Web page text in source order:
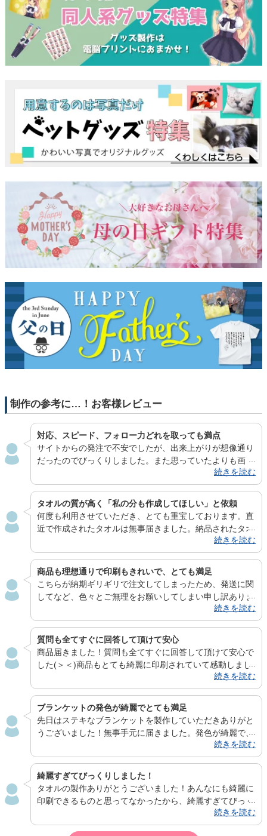
制作の参考に…！お客様レビュー
対応、スピード、フォロー力どれを取っても満点
サイトからの発注で不安でしたが、出来上がりが想像通り
だったのでびっくりしました。また思っていたよりも画
質・発色がよく、人物写真でも十分なクオリティが出せそ
うだなと感じました。メール対応も丁寧さ、スピード、フ
ォロー力どれを取っても満点です。安心してお願いできる
ので、機会があれば今後も利用させていただきたいと思い
ます。
続きを読む
タオルの質が高く「私の分も作成してほしい」と依頼
何度も利用させていただき、とても重宝しております。直
近で作成されたタオルは無事届きました。納品されたタオ
ルも質が高く、好評の声をいただいており、今回注文した
タオルは以前作っていただいた物を見た友人から、「私の
分も作成してほしい」と依頼があり、注文いたしました。
作成いただいているタオルはライブ等で利用させていただ
いております。 今度、屋外でのライブや冬場のライブに
備えて、フード付き厚手のタオルを作成しようと考えてお
ていただける個人でも利用しやすいのが素晴らしく。 よ
り多くの商品を作れるようになりましたら、こちらとして
もとてもうれしく思います。以上、今後とも、よろしくお
願いいたします。
続きを読む
商品も理想通りで印刷もきれいで、とても満足
こちらが納期ギリギリで注文してしまったため、発送に関
してなど、色々とご無理をお願いしてしまい申し訳ありま
せんでした。丁寧にご対応いただきありがとうございまし
た。大変助かりました。商品も理想通りで印刷もきれい
で、とても満足できるものでした。ブランケットはイベン
トでプレゼント品にさせていただきました。受け取った方
も満足していただけたようで、電脳プリントさんへお願い
してよかったと思いました。また機会がありましたら是非
続きを読む
質問も全てすぐに回答して頂けて安心
商品届きました！質問も全てすぐに回答して頂けて安心で
した(＞＜)商品もとても綺麗に印刷されていて感動しまし
た！この度はありがとうございました！また機会があれば
ぜひお願いしたいです！
続きを読む
ブランケットの発色が綺麗でとても満足
先日はステキなブランケットを製作していただきありがと
うございました！無事手元に届きました。発色が綺麗で、
仕上がりにとても満足です…！またブランケットを作成す
る時があったら、ぜひまた注文させて下さい。 この度は
本当にありがとうございました。
続きを読む
綺麗すぎてびっくりしました！
タオルの製作ありがとうございました！あんなにも綺麗に
印刷できるものと思ってなかったから、綺麗すぎてびっく
りしました！とても可愛くて、お気に入りです！本当にあ
りがとうございました！また機会があればよろしくお願い
続きを読む